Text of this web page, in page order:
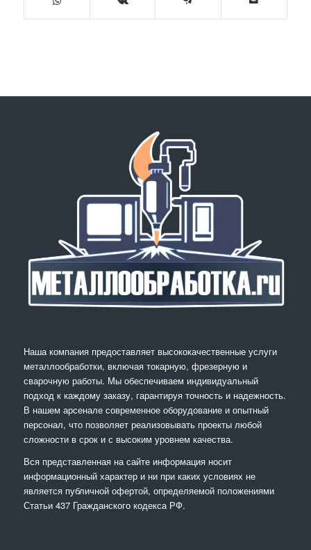
Наша компания предоставляет высококачественные услуги
металлообработки, включая токарную, фрезерную и
сварочную работы. Мы обеспечиваем индивидуальный
подход к каждому заказу, гарантируя точность и надежность.
В нашем арсенале современное оборудование и опытный
персонал, что позволяет реализовывать проекты любой
сложности в срок и с высоким уровнем качества.
Вся представленная на сайте информация носит
информационный характер и ни при каких условиях не
является публичной офертой, определяемой положениями
Статьи 437 Гражданского кодекса РФ.